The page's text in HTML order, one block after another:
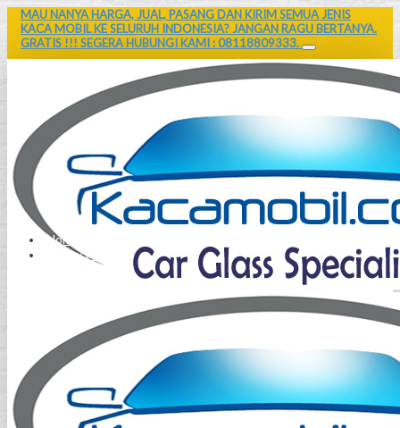
MAU NANYA HARGA, JUAL, PASANG DAN KIRIM SEMUA JENIS
KACA MOBIL KE SELURUH INDONESIA? JANGAN RAGU BERTANYA.
GRATIS !!! SEGERA HUBUNGI KAMI : 08118809333.
Home
Contact Us